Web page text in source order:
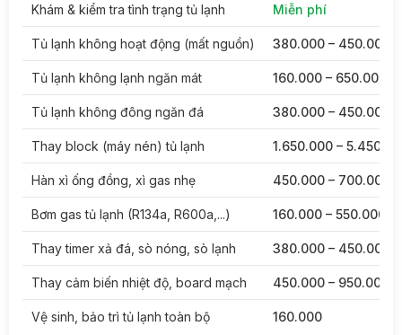
Khám & kiểm tra tình trạng tủ lạnh Miễn phí
Tủ lạnh không hoạt động (mất nguồn) 380.000 – 450.000
Tủ lạnh không lạnh ngăn mát 160.000 – 650.000
Tủ lạnh không đông ngăn đá 380.000 – 450.000
Thay block (máy nén) tủ lạnh 1.650.000 –
Hàn xì ống đồng, xì gas nhẹ 450.000 – 700.000
Bơm gas tủ lạnh (R134a, R600a,...) 160.000 – 550.000
Thay timer xả đá, sò nóng, sò lạnh 380.000 – 450.000
Thay cảm biến nhiệt độ, board mạch 450.000 – 950.000
Vệ sinh, bảo trì tủ lạnh toàn bộ 160.000